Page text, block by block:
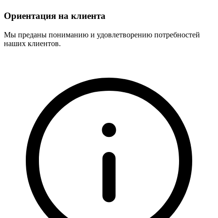
Ориентация на клиента
Мы преданы пониманию и удовлетворению потребностей
наших клиентов.